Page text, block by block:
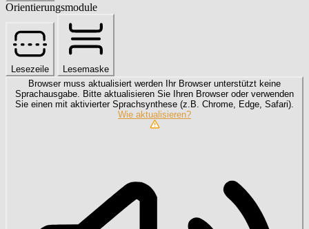
Orientierungsmodule
Lesezeile
Lesemaske
Browser muss aktualisiert werden
Ihr Browser unterstützt keine
Sprachausgabe. Bitte aktualisieren Sie Ihren Browser oder verwenden
Sie einen mit aktivierter Sprachsynthese (z.B. Chrome, Edge, Safari).
Wie aktualisieren?